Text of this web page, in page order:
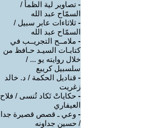
- تصاوير لية الظمأ /
السمّاح عبد الله
- ثلاثاءات عابر سبيل /
السمّاح عبد الله
- ملامــح التجريــب في
كتابـات السيـد حـافظ من
خلال روايته يو ... /
سلسبيل كريبع
- قناديل الحكمة / د. خالد
زغريت
- حكاياتْ تَكاد تُنسى / فلاح
العيفاري
- وعي ـ قصص قصيرة جدا
/ حسين جداونه